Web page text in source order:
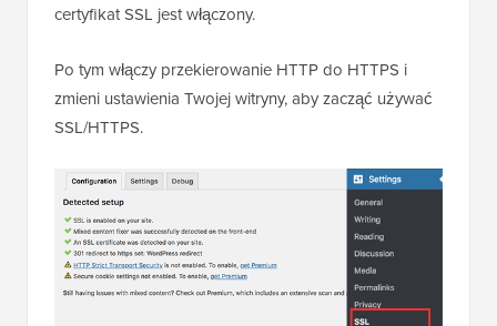
certyfikat SSL jest włączony.
Po tym włączy przekierowanie HTTP do HTTPS i
zmieni ustawienia Twojej witryny, aby zacząć używać
SSL/HTTPS.